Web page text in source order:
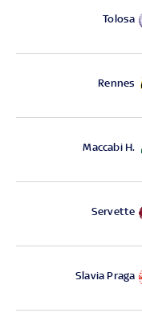
Tolosa
Rennes
Maccabi H.
Servette
Slavia Praga